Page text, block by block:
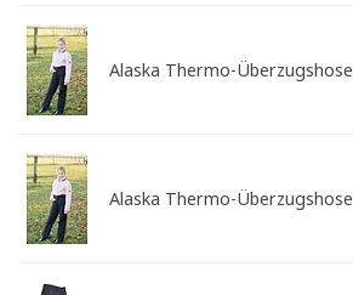
Alaska Thermo-Überzugshose
Alaska Thermo-Überzugshose